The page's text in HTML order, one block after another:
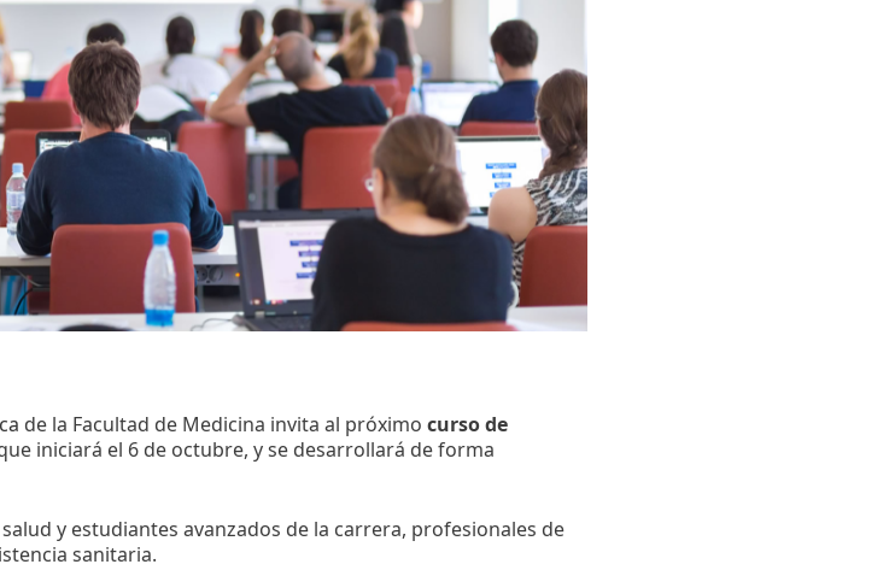
de la Facultad de Medicina invita al próximo curso de
iniciará el 6 de octubre, y se desarrollará de forma
y estudiantes avanzados de la carrera, profesionales de
sanitaria.